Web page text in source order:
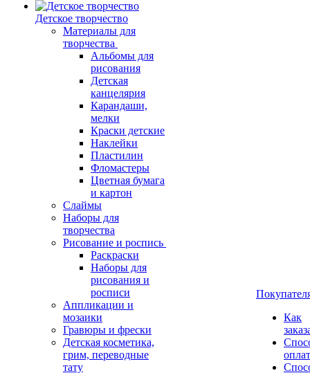
Детское творчество
Материалы для
творчества
Альбомы для
рисования
Детская
канцелярия
Карандаши,
мелки
Краски детские
Наклейки
Пластилин
Фломастеры
Цветная бумага
и картон
Слаймы
Наборы для
творчества
Рисование и роспись
Раскраски
Наборы для
рисования и
росписи
Аппликации и
мозаики
Гравюры и фрески
Детская косметика,
грим, переводные
тату
Как